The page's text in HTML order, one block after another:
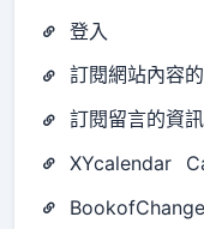
登入
訂閱網站內容
訂閱留言的資
XYcalendar
BookofChange